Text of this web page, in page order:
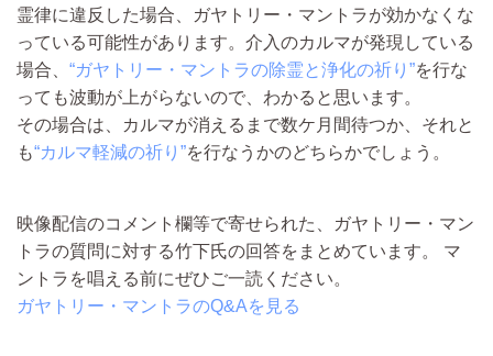
霊律に違反した場合、ガヤトリー・マントラが効かなくな
っている可能性があります。介入のカルマが発現している
場合、 “ガヤトリー・マントラの除霊と浄化の祈り”を行な
っても波動が上がらないので、わかると思います。
その場合は、カルマが消えるまで数ケ月間待つか、それと
も“カルマ軽減の祈り”を行なうかのどちらかでしょう。
映像配信のコメント欄等で寄せられた、
ガヤトリー・マン
トラの質問に対する竹下氏の回答を まとめています。 マ
ントラを唱える前にぜひご一読ください。
ガヤトリー・マントラのQ&Aを見る